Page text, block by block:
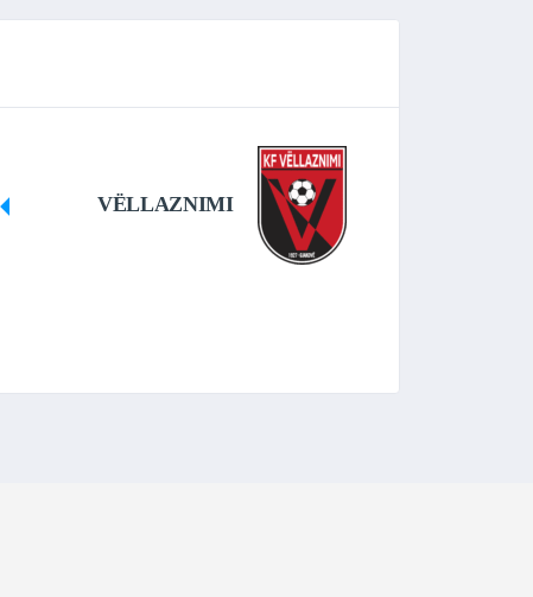
VËLLAZNIMI